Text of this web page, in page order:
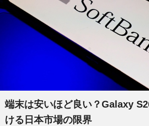
端末は安いほど良い？Galaxy
ける日本市場の限界